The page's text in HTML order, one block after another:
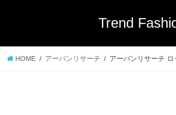
Trend
HOME アーバンリサーチ アーバンリサーチ